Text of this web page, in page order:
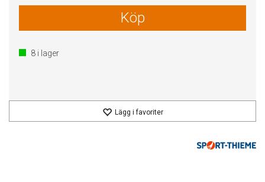
Köp
8 i lager
Lägg i favoriter